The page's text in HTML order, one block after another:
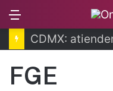
FGE